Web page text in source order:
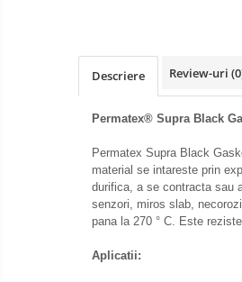
Alte accesorii
Cabluri de pornire
Elemente de fixare
Franghii de remorcare
Becuri auxiliare
Descriere Review-uri
Permatex® Supra Black
Permatex Supra Black
material se intareste prin
durifica, a se contracta sau
senzori, miros slab,
pana la 270 ° C. Este
Aplicatii: